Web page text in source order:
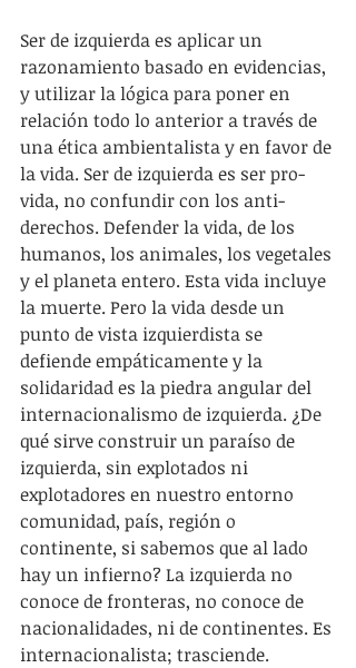
Ser de izquierda es aplicar un
razonamiento basado en evidencias,
y utilizar la lógica para poner en
relación todo lo anterior a través de
una ética ambientalista y en favor de
la vida. Ser de izquierda es ser pro-
vida, no confundir con los anti-
derechos. Defender la vida, de los
humanos, los animales, los vegetales
y el planeta entero. Esta vida incluye
la muerte. Pero la vida desde un
punto de vista izquierdista se
defiende empáticamente y la
solidaridad es la piedra angular del
internacionalismo de izquierda. ¿De
qué sirve construir un paraíso de
izquierda, sin explotados ni
explotadores en nuestro entorno
comunidad, país, región o
continente, si sabemos que al lado
hay un infierno? La izquierda no
conoce de fronteras, no conoce de
nacionalidades, ni de continentes. Es
internacionalista; trasciende.